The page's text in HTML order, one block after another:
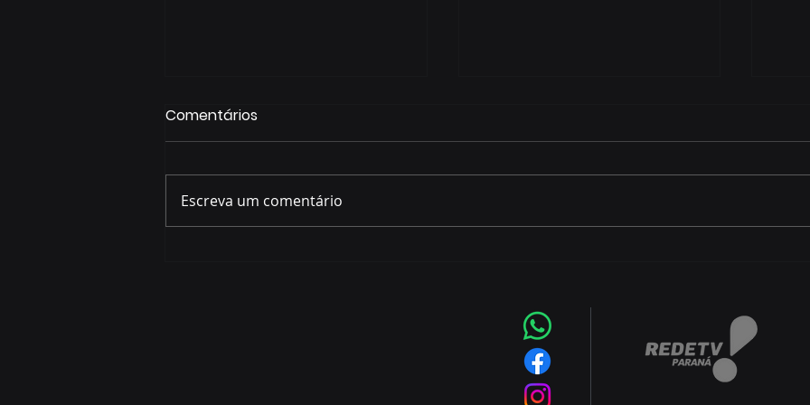
Futsal 2026 com equipes
de quatro países
Comentários
Escreva um comentário